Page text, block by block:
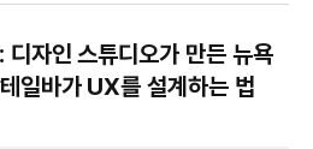
자인 스튜디오가 만든 뉴욕
일바가 UX를 설계하는 법